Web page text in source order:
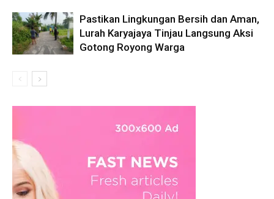
Pastikan Lingkungan Bersih dan Aman,
Lurah Karyajaya Tinjau Langsung Aksi
Gotong Royong Warga